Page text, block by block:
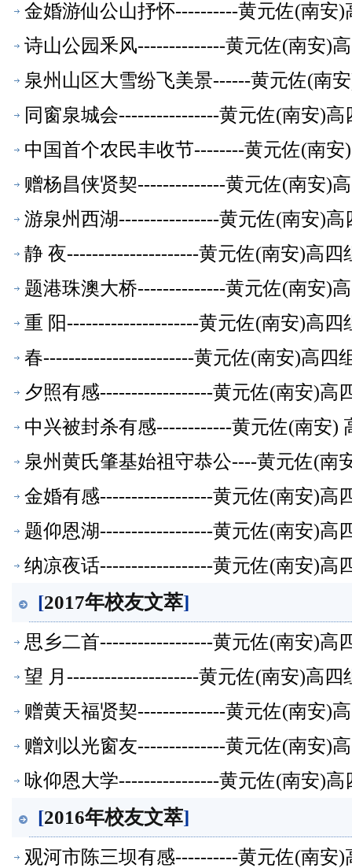
金婚游仙公山抒怀----------黄元佐(南安
诗山公园釆风--------------黄元佐(南安)
泉州山区大雪纷飞美景------黄元佐(南
同窗泉城会----------------黄元佐(南安)
中国首个农民丰收节--------黄元佐(南
赠杨昌侠贤契--------------黄元佐(南安)
游泉州西湖----------------黄元佐(南安)
静 夜---------------------黄元佐(南安)高
题港珠澳大桥--------------黄元佐(南安)
重 阳---------------------黄元佐(南安)高
春------------------------黄元佐(南安)高四
夕照有感------------------黄元佐(南安)高
中兴被封杀有感------------黄元佐(南安)
泉州黄氏肇基始祖守恭公----黄元佐(南
金婚有感------------------黄元佐(南安)高
题仰恩湖------------------黄元佐(南安)高
纳凉夜话------------------黄元佐(南安)高
[2017年校友文萃]
思乡二首------------------黄元佐(南安)高
望 月---------------------黄元佐(南安)高
赠黄天福贤契--------------黄元佐(南安)
赠刘以光窗友--------------黄元佐(南安)
咏仰恩大学----------------黄元佐(南安)
[2016年校友文萃]
观河市陈三坝有感----------黄元佐(南安